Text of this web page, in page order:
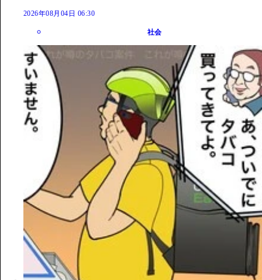
2026年08月04日 06:30
社会